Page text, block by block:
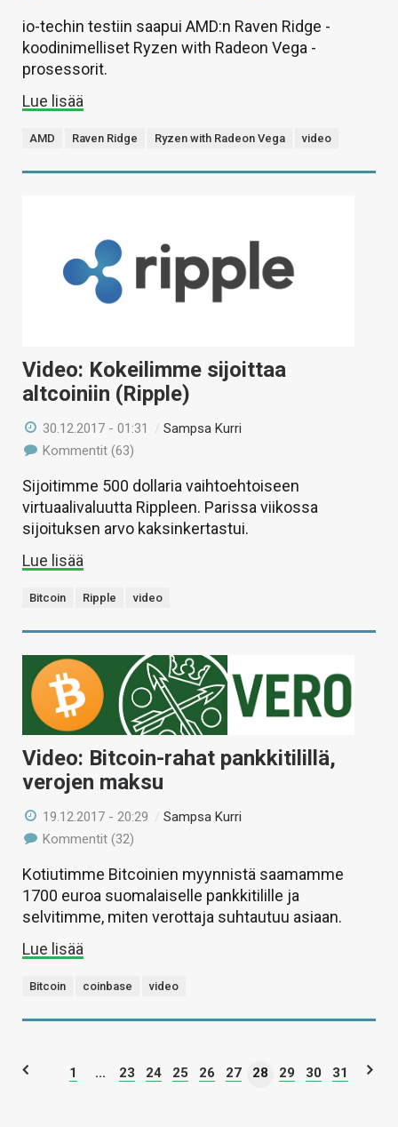
io-techin testiin saapui AMD:n Raven Ridge -
koodinimelliset Ryzen with Radeon Vega -
prosessorit.
Lue lisää
AMD Raven Ridge Ryzen with Radeon Vega video
Video: Kokeilimme sijoittaa
altcoiniin (Ripple)
30.12.2017 - 01:31 /Sampsa Kurri
Kommentit (63)
Sijoitimme 500 dollaria vaihtoehtoiseen
virtuaalivaluutta Rippleen. Parissa viikossa
sijoituksen arvo kaksinkertastui.
Lue lisää
Bitcoin Ripple video
Video: Bitcoin-rahat pankkitilillä,
verojen maksu
19.12.2017 - 20:29 /Sampsa Kurri
Kommentit (32)
Kotiutimme Bitcoinien myynnistä saamamme
1700 euroa suomalaiselle pankkitilille ja
selvitimme, miten verottaja suhtautuu asiaan.
Lue lisää
Bitcoin coinbase video
1 ... 23 24 25 26 27 28 29 30 31